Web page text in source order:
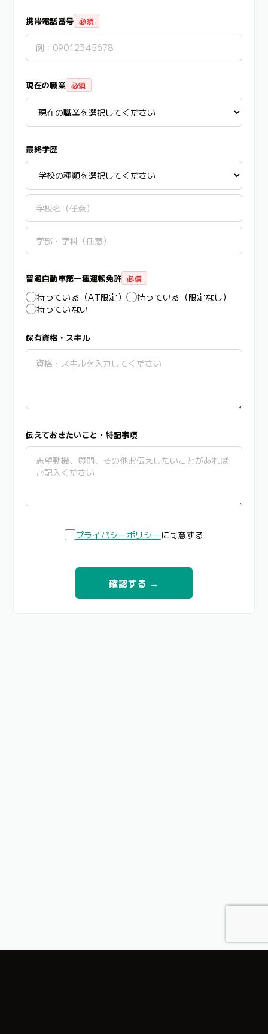
携帯電話番号 必須
現在の職業 必須
最終学歴
普通自動車第一種運転免許 必須
持っている（AT限定）
持っている（限定なし）
持っていない
保有資格・スキル
伝えておきたいこと・特記事項
プライバシーポリシー に同意する
確認する →